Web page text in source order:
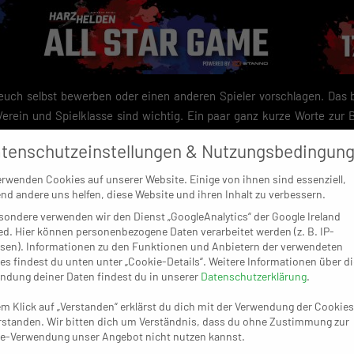
selbst bewerben oder einen anderen Spieler vorschlagen. Das
und Spielklasse sind wichtig. Ein paar ganz kurze Worte zur
Genauso wie ein Bild von eurem Kandidaten. Für die
Die genauen
am 13.09.2024 um 24 Uhr ab. Anschließend werden wir aus den
über unsere Facebook- und Instagram-Seite ins Voting
wer eure Region im Duell der Harzhelden vertreten soll! Wir sind
ausgeht, es wird an diesem Abend ausschließlich Gewinner
zum „Harzhelden Allstar Game 2025“
Game 2025“ ist die Asporto GmbH (sieheImpressum) in
1877 e.V. Die Veranstaltung steht in keinem direkten
&
Cookies auf unserer Website. Einige von ihnen sind essenziell,
andere uns helfen, diese Website und ihren Inhalt zu verbessern.
verwenden wir den Dienst „GoogleAnalytics“ der Google Ireland
Hier können personenbezogene Daten verarbeitet werden (z. B. IP-
Informationen zu den Funktionen und Anbietern der verwendeten
findest du unten unter „Cookie-Details“. Weitere Informationen über
deiner Daten findest du in unserer Datenschutzerklärung.
Klick auf „Verstanden“ erklärst du dich mit der Verwendung der Cookies
Wir bitten dich um Verständnis, dass du ohne Zustimmung zur
Verwendung unser Angebot nicht nutzen kannst.